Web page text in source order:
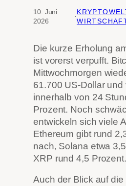
10. Juni
2026
·
Die kurze Erholung
ist vorerst verpufft.
Mittwochmorgen
61.700 US-Dollar und
innerhalb von 24
Prozent. Noch
entwickeln sich viele
Ethereum gibt rund
nach, Solana etwa
XRP rund 4,5 Prozent.
Auch der Blick auf